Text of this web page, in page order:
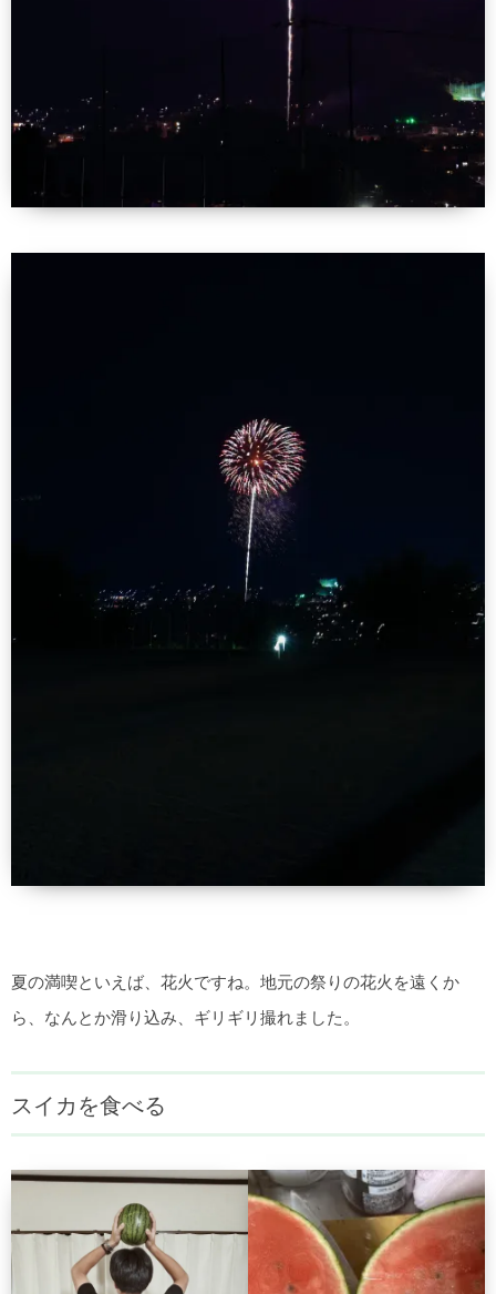
夏の満喫といえば、花火ですね。地元の祭りの花火を遠くか
ら、なんとか滑り込み、ギリギリ撮れました。
スイカを食べる